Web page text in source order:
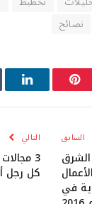
نصائح
بينتيريست
السابق
Entrepreneur الشرق
في
التالي
3
كل رجل